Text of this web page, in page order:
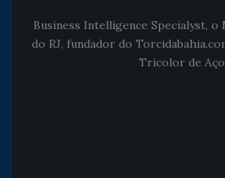
Business Intelligence Specialyst, o
do RJ, fundador do
Tricolor de Aço